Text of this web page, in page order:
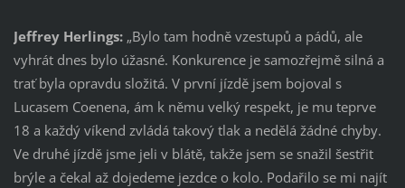
Jeffrey Herlings:„Bylo tam hodně vzestupů a pádů, ale
vyhrát dnes bylo úžasné. Konkurence je samozřejmě silná a
trať byla opravdu složitá. V první jízdě jsem bojoval s
Lucasem Coenena, ám k němu velký respekt, je mu teprve
18 a každý víkend zvládá takový tlak a nedělá žádné chyby.
Ve druhé jízdě jsme jeli v blátě, takže jsem se snažil šestřit
brýle a čekal až dojedeme jezdce o kolo. Podařilo se mi najít